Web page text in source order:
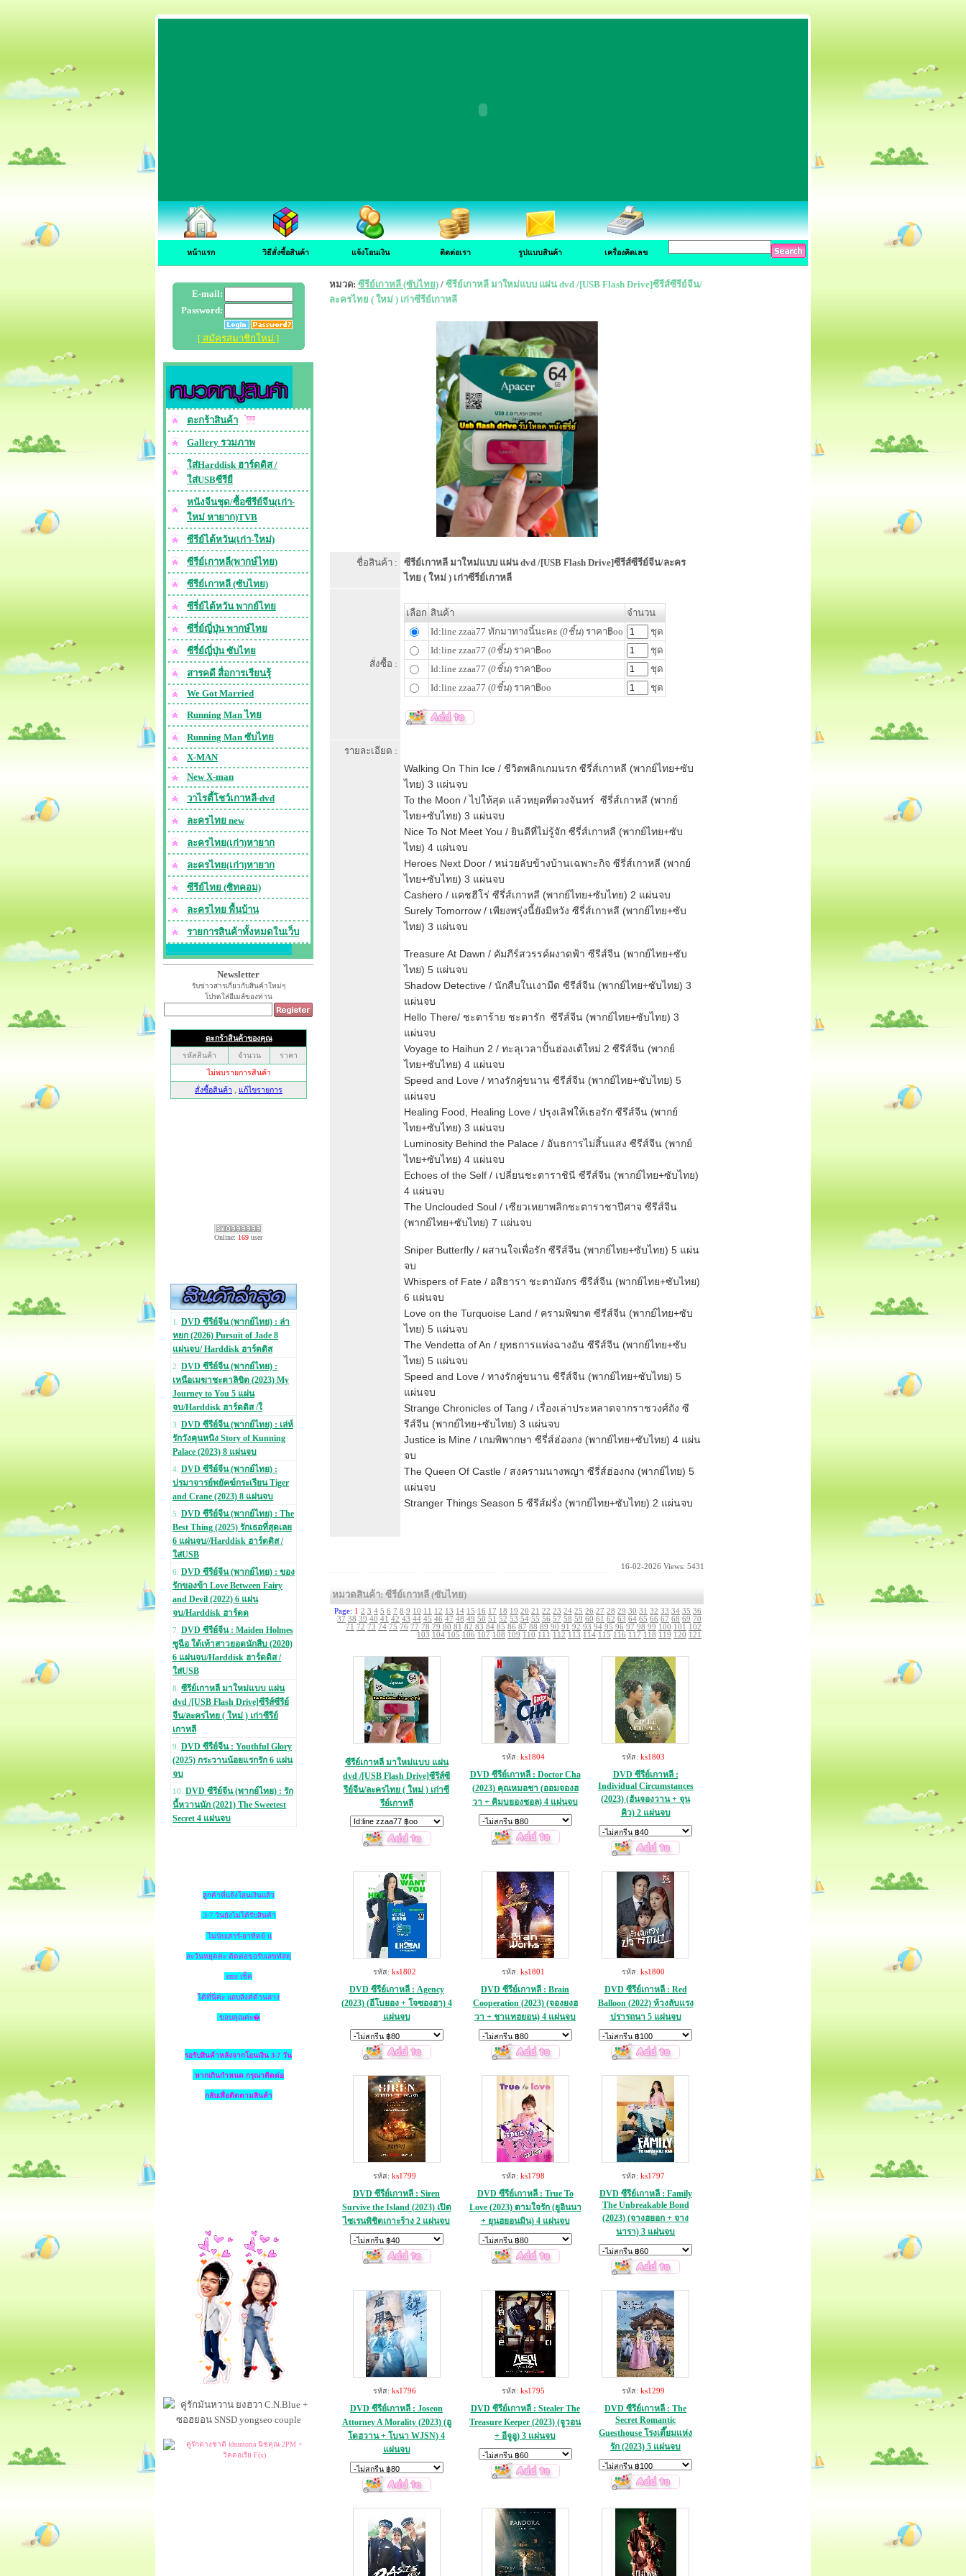
หน้าแรก วิธีสั่งซื้อสินค้า แจ้งโอนเงิน ติดต่อเรา รูปแบบสินค้า เครื่องคิดเลข
E-mail:
Password:
[ สมัครสมาชิกใหม่ ]
ตะกร้าสินค้า
Gallery รวมภาพ
ใส่Harddisk ฮาร์ดดิส /
ใส่USBซีรียื
หนังจีนชุด/ซื้อซีรีย์จีน(เก่า-
ใหม่ หายาก)TVB
ซีรีย์ไต้หวัน(เก่า-ใหม่)
ซีรีย์เกาหลี(พากษ์ไทย)
ซีรีย์เกาหลี (ซับไทย)
ซีรี่ย์ไต้หวัน พากย์ไทย
ซีรี่ย์ญี่ปุ่น พากษ์ไทย
ซีรี่ย์ญี่ปุ่น ซับไทย
สารคดี สื่อการเรียนรุ้
We Got Married
Running Man ไทย
Running Man ซับไทย
X-MAN
New X-man
วาไรตี้โชว์เกาหลี-dvd
ละครไทย new
ละครไทย(เก่า)หายาก
ละครไทย(เก่า)หายาก
ซีรีย์ไทย (ซิทคอม)
ละครไทย พื้นบ้าน
รายการสินค้าทั้งหมดในเว็บ
Newsletter
รับข่าวสารเกี่ยวกับสินค้าใหม่ๆ
โปรดใส่อีเมล์ของท่าน
Online: 169 user
1. DVD ซีรีย์จีน (พากย์ไทย) : ล่า
หยก (2026) Pursuit of Jade 8
แผ่นจบ/ Harddisk ฮาร์ดดิส
2. DVD ซีรีย์จีน (พากย์ไทย) :
เหนือเมฆาชะตาลิขิต (2023) My
Journey to You 5 แผ่น
จบ/Harddisk ฮาร์ดดิส /ใ
3. DVD ซีรีย์จีน (พากย์ไทย) : เล่ห์
รักวังคุนหนิง Story of Kunning
Palace (2023) 8 แผ่นจบ
4. DVD ซีรีย์จีน (พากย์ไทย) :
ปรมาจารย์พยัคฆ์กระเรียน Tiger
and Crane (2023) 8 แผ่นจบ
5. DVD ซีรีย์จีน (พากย์ไทย) : The
Best Thing (2025) รักเธอที่สุดเลย
6 แผ่นจบ//Harddisk ฮาร์ดดิส /
ใส่USB
6. DVD ซีรีย์จีน (พากย์ไทย) : ของ
รักของข้า Love Between Fairy
and Devil (2022) 6 แผ่น
จบ/Harddisk ฮาร์ดด
7. DVD ซีรีย์จีน : Maiden Holmes
ซูฉือ ใต้เท้าสาวยอดนักสืบ (2020)
6 แผ่นจบ/Harddisk ฮาร์ดดิส /
ใส่USB
8. ซีรีย์เกาหลี มาใหม่แบบ แผ่น
dvd /[USB Flash Drive]ซีรีส์ซีรีย์
จีน/ละครไทย ( ใหม่ ) เก่าซีรีย์
เกาหลี
9. DVD ซีรีย์จีน : Youthful Glory
(2025) กระวานน้อยแรกรัก 6 แผ่น
จบ
10. DVD ซีรีย์จีน (พากย์ไทย) : รัก
นี้หวานนัก (2021) The Sweetest
Secret 4 แผ่นจบ
ลูกค้าที่แจ้งโอนเงินแล้ว
3-7 วันยังไม่ได้รับสินค้า
ไม่นับเสาร์-อาทิตย์ แ
ละวันหยุดค่ะ ติดต่อขอรับเลขพัสดุ
ems เช็ค
ได้ที่นี่ค่ะ แถบลิงค์ด้านล่าง
ขอบคุณค่ะ�
รอรับสินค้าหลังจากโอนเงิน 3-7 วัน
หากเกินกำหนด กรุณาติดต่อ
กลับเพื่อติดตามสินค้า
หมวด: ซีรีย์เกาหลี (ซับไทย) / ซีรีย์เกาหลี มาใหม่แบบ แผ่น dvd /[USB Flash Drive]ซีรีส์ซีรีย์จีน/
ละครไทย ( ใหม่ ) เก่าซีรีย์เกาหลี
ชื่อสินค้า :
ซีรีย์เกาหลี มาใหม่แบบ แผ่น dvd /[USB Flash Drive]ซีรีส์ซีรีย์จีน/ละคร
ไทย ( ใหม่ ) เก่าซีรีย์เกาหลี
สั่งซื้อ :
เลือก สินค้า
จำนวน
Id:line zzaa77 ทักมาทางนี้นะคะ (0ชิ้น) ราคา฿oo
ชุด
Id:line zzaa77 (0ชิ้น) ราคา฿oo
ชุด
Id:line zzaa77 (0ชิ้น) ราคา฿oo
ชุด
Id:line zzaa77 (0ชิ้น) ราคา฿oo ชุด
รายละเอียด :
Walking On Thin Ice / ชีวิตพลิกเกมนรก ซีรี่ส์เกาหลี (พากย์ไทย+ซับ
ไทย) 3 แผ่นจบ
To the Moon / ไปให้สุด แล้วหยุดที่ดวงจันทร์ ซีรี่ส์เกาหลี (พากย์
ไทย+ซับไทย) 3 แผ่นจบ
Nice To Not Meet You / ยินดีที่ไม่รู้จัก ซีรี่ส์เกาหลี (พากย์ไทย+ซับ
ไทย) 4 แผ่นจบ
Heroes Next Door / หน่วยลับข้างบ้านเฉพาะกิจ ซีรี่ส์เกาหลี (พากย์
ไทย+ซับไทย) 3 แผ่นจบ
Cashero / แคชฮีโร่ ซีรี่ส์เกาหลี (พากย์ไทย+ซับไทย) 2 แผ่นจบ
Surely Tomorrow / เพียงพรุ่งนี้ยังมีหวัง ซีรี่ส์เกาหลี (พากย์ไทย+ซับ
ไทย) 3 แผ่นจบ
Treasure At Dawn / คัมภีร์สวรรค์ผงาดฟ้า ซีรีส์จีน (พากย์ไทย+ซับ
ไทย) 5 แผ่นจบ
Shadow Detective / นักสืบในเงามืด ซีรีส์จีน (พากย์ไทย+ซับไทย) 3
แผ่นจบ
Hello There/ ชะตาร้าย ชะตารัก ซีรีส์จีน (พากย์ไทย+ซับไทย) 3
แผ่นจบ
Voyage to Haihun 2 / ทะลุเวลาปั้นฮ่องเต้ใหม่ 2 ซีรีส์จีน (พากย์
ไทย+ซับไทย) 4 แผ่นจบ
Speed and Love / ทางรักคู่ขนาน ซีรีส์จีน (พากย์ไทย+ซับไทย) 5
แผ่นจบ
Healing Food, Healing Love / ปรุงเลิฟให้เธอรัก ซีรีส์จีน (พากย์
ไทย+ซับไทย) 3 แผ่นจบ
Luminosity Behind the Palace / อันธการไม่สิ้นแสง ซีรีส์จีน (พากย์
ไทย+ซับไทย) 4 แผ่นจบ
Echoes of the Self / เปลี่ยนชะตาราชินี ซีรีส์จีน (พากย์ไทย+ซับไทย)
4 แผ่นจบ
The Unclouded Soul / เซียวเหยาพลิกชะตาราชาปีศาจ ซีรีส์จีน
(พากย์ไทย+ซับไทย) 7 แผ่นจบ
Sniper Butterfly / ผสานใจเพื่อรัก ซีรีส์จีน (พากย์ไทย+ซับไทย) 5 แผ่น
จบ
Whispers of Fate / อสิธารา ชะตามังกร ซีรีส์จีน (พากย์ไทย+ซับไทย)
6 แผ่นจบ
Love on the Turquoise Land / ครามพิฆาต ซีรีส์จีน (พากย์ไทย+ซับ
ไทย) 5 แผ่นจบ
The Vendetta of An / ยุทธการแห่งฉางอัน ซีรีส์จีน (พากย์ไทย+ซับ
ไทย) 5 แผ่นจบ
Speed and Love / ทางรักคู่ขนาน ซีรีส์จีน (พากย์ไทย+ซับไทย) 5
แผ่นจบ
Strange Chronicles of Tang / เรื่องเล่าประหลาดจากราชวงศ์ถัง ซี
รีส์จีน (พากย์ไทย+ซับไทย) 3 แผ่นจบ
Justice is Mine / เกมพิพากษา ซีรี่ส์ฮ่องกง (พากย์ไทย+ซับไทย) 4 แผ่น
จบ
The Queen Of Castle / สงครามนางพญา ซีรี่ส์ฮ่องกง (พากย์ไทย) 5
แผ่นจบ
Stranger Things Season 5 ซีรีส์ฝรั่ง (พากย์ไทย+ซับไทย) 2 แผ่นจบ
16-02-2026 Views: 5431
หมวดสินค้า: ซีรีย์เกาหลี (ซับไทย)
Page: 1 2 3 4 5 6 7 8 9 10 11 12 13 14 15 16 17 18 19 20 21 22 23 24 25 26 27 28 29 30 31 32 33 34 35 36
37 38 39 40 41 42 43 44 45 46 47 48 49 50 51 52 53 54 55 56 57 58 59 60 61 62 63 64 65 66 67 68 69 70
71 72 73 74 75 76 77 78 79 80 81 82 83 84 85 86 87 88 89 90 91 92 93 94 95 96 97 98 99 100 101
102
103 104 105 106 107 108 109 110 111 112 113 114 115 116 117 118 119 120 121
ซีรีย์เกาหลี มาใหม่แบบ แผ่น
dvd /[USB Flash Drive]ซีรีส์ซี
รีย์จีน/ละครไทย ( ใหม่ ) เก่าซี
รีย์เกาหลี
รหัส: ks1804
DVD ซีรีย์เกาหลี : Doctor Cha
(2023) คุณหมอชา (ออมจองฮ
วา + คิมบยองชอล) 4 แผ่นจบ
รหัส: ks1803
DVD ซีรีย์เกาหลี :
Individual Circumstances
(2023) (ฮันจองวาน + จุน
คิว) 2 แผ่นจบ
รหัส: ks1802
DVD ซีรีย์เกาหลี : Agency
(2023) (อีโบยอง + โจซองฮา) 4
แผ่นจบ
รหัส: ks1801
DVD ซีรีย์เกาหลี : Brain
Cooperation (2023) (จองยงฮ
วา + ชาแทฮยอน) 4 แผ่นจบ
รหัส: ks1800
DVD ซีรีย์เกาหลี : Red
Balloon (2022) ห้วงลับแรง
ปรารถนา 5 แผ่นจบ
รหัส: ks1799
DVD ซีรีย์เกาหลี : Siren
Survive the Island (2023) เปิด
ไซเรนพิชิตเกาะร้าง 2 แผ่นจบ
รหัส: ks1798
DVD ซีรีย์เกาหลี : True To
Love (2023) ตามใจรัก (ยูอินนา
+ ยุนฮยอนมิน) 4 แผ่นจบ
รหัส: ks1797
DVD ซีรีย์เกาหลี : Family
The Unbreakable Bond
(2023) (จางฮยอก + จาง
นารา) 3 แผ่นจบ
รหัส: ks1796
DVD ซีรีย์เกาหลี : Joseon
Attorney A Morality (2023) (อู
โดฮวาน + โบนา WJSN) 4
แผ่นจบ
รหัส: ks1795
DVD ซีรีย์เกาหลี : Stealer The
Treasure Keeper (2023) (จูวอน
+ อีจูอู) 3 แผ่นจบ
รหัส: ks1299
DVD ซีรีย์เกาหลี : The
Secret Romantic
Guesthouse โรงเตี๊ยมแห่ง
รัก (2023) 5 แผ่นจบ